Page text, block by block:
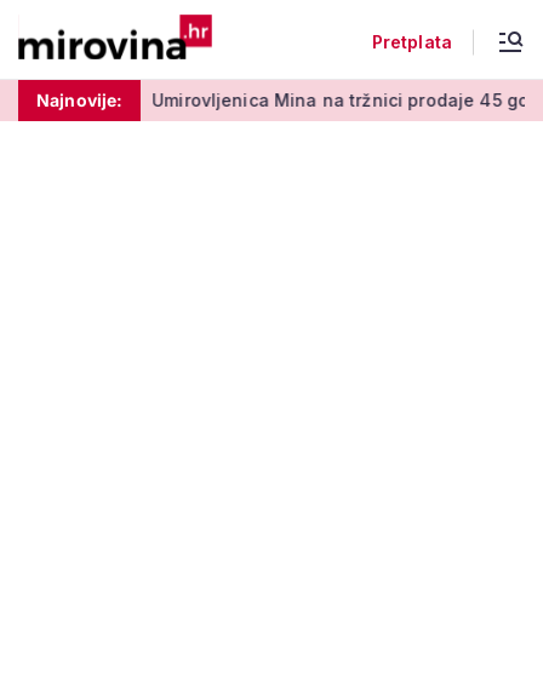
Pretplata
Najnovije:
50 centi Umirovljenica Mina na tržnici prodaje 45 godina: